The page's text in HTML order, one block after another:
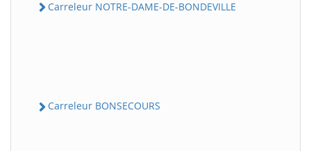
Carreleur NOTRE-DAME-DE-BONDEVILLE
Carreleur BONSECOURS